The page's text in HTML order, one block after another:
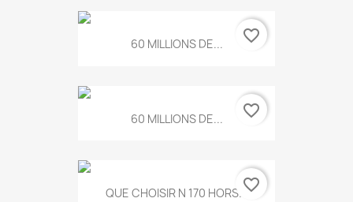
60 MILLIONS DE... favorite_border
60 MILLIONS DE... favorite_border
QUE CHOISIR N 170 HORS...favorite_border